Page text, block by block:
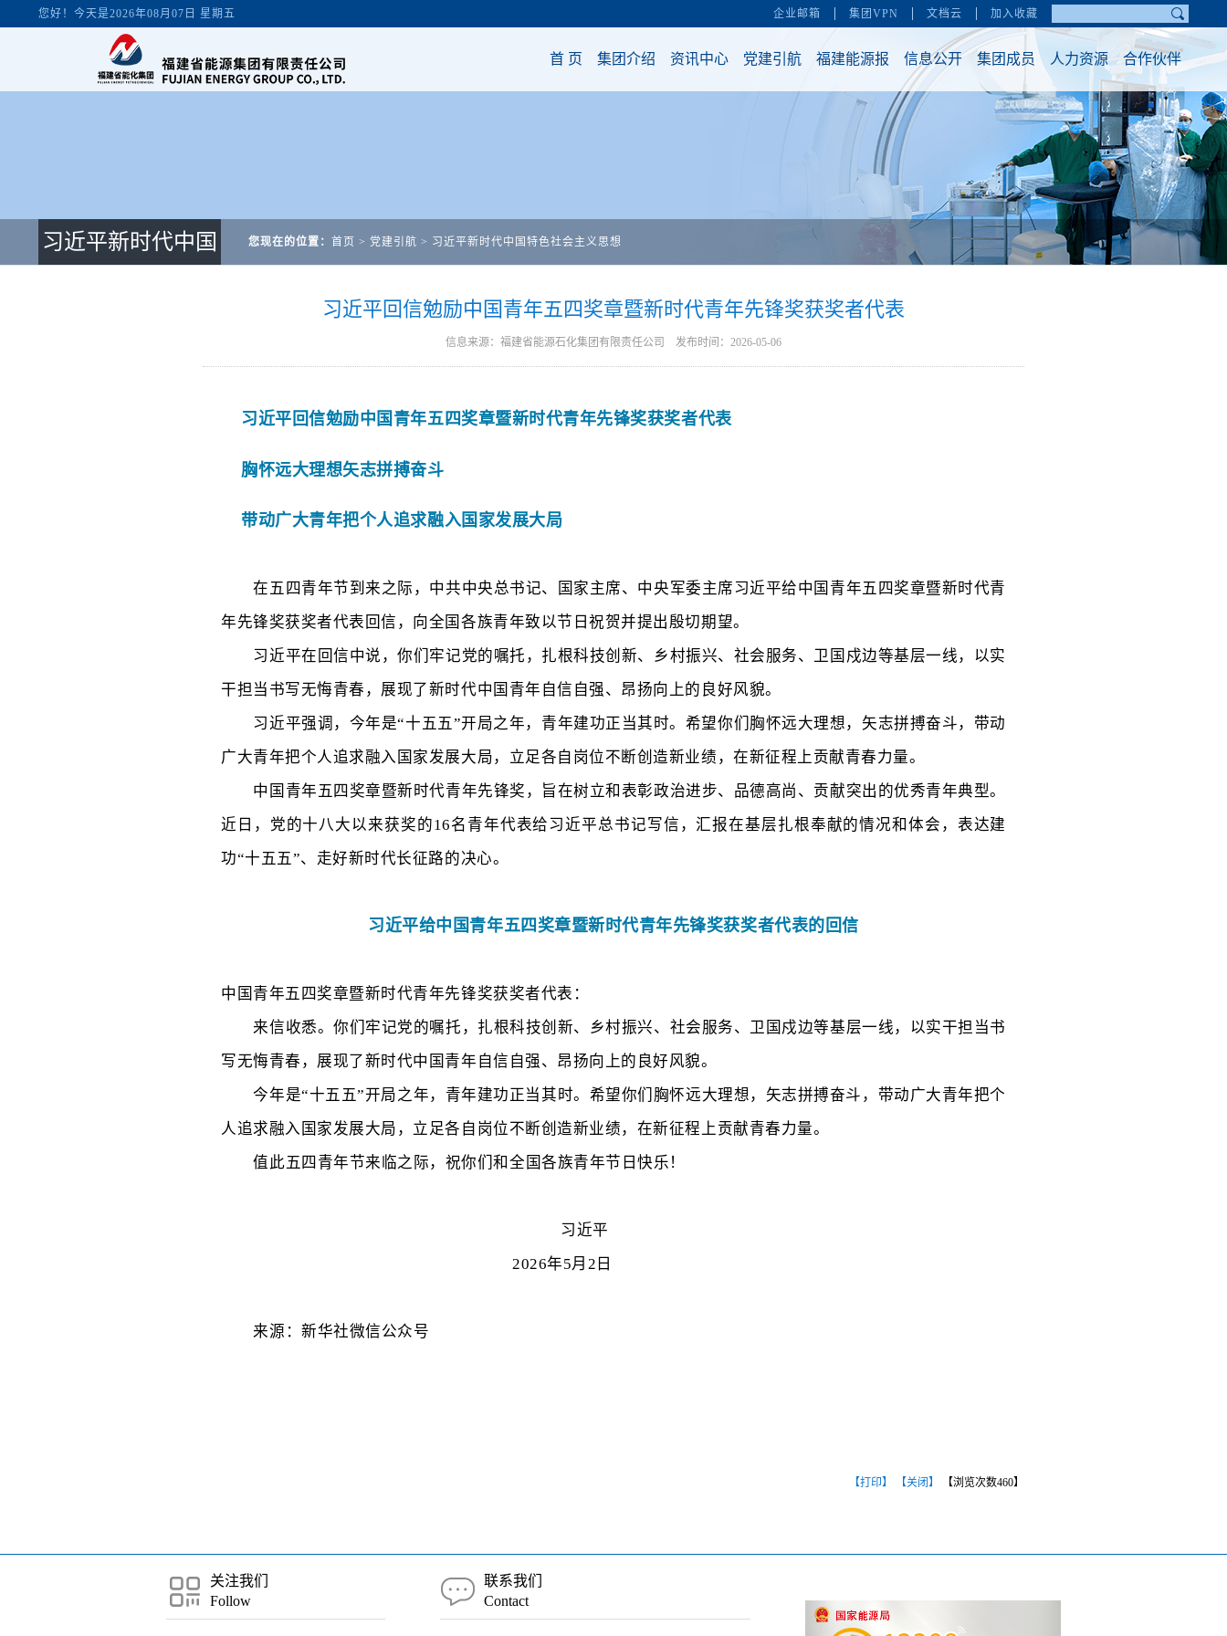
习近平新时代中国
您现在的位置： 首页 > 党建引航 > 习近平新时代中国特色社会主义思想
习近平回信勉励中国青年五四奖章暨新时代青年先锋奖获奖者代表
信息来源：福建省能源石化集团有限责任公司 发布时间：2026-05-06
习近平回信勉励中国青年五四奖章暨新时代青年先锋奖获奖者代表
胸怀远大理想矢志拼搏奋斗
带动广大青年把个人追求融入国家发展大局
在五四青年节到来之际，中共中央总书记、国家主席、中央军委主席习近平给中国青年五四奖章暨新时代青
年先锋奖获奖者代表回信，向全国各族青年致以节日祝贺并提出殷切期望。
习近平在回信中说，你们牢记党的嘱托，扎根科技创新、乡村振兴、社会服务、卫国戍边等基层一线，以实
干担当书写无悔青春，展现了新时代中国青年自信自强、昂扬向上的良好风貌。
习近平强调，今年是“十五五”开局之年，青年建功正当其时。希望你们胸怀远大理想，矢志拼搏奋斗，带动
广大青年把个人追求融入国家发展大局，立足各自岗位不断创造新业绩，在新征程上贡献青春力量。
中国青年五四奖章暨新时代青年先锋奖，旨在树立和表彰政治进步、品德高尚、贡献突出的优秀青年典型。
近日，党的十八大以来获奖的16名青年代表给习近平总书记写信，汇报在基层扎根奉献的情况和体会，表达建
功“十五五”、走好新时代长征路的决心。
习近平给中国青年五四奖章暨新时代青年先锋奖获奖者代表的回信
中国青年五四奖章暨新时代青年先锋奖获奖者代表：
来信收悉。你们牢记党的嘱托，扎根科技创新、乡村振兴、社会服务、卫国戍边等基层一线，以实干担当书
写无悔青春，展现了新时代中国青年自信自强、昂扬向上的良好风貌。
今年是“十五五”开局之年，青年建功正当其时。希望你们胸怀远大理想，矢志拼搏奋斗，带动广大青年把个
人追求融入国家发展大局，立足各自岗位不断创造新业绩，在新征程上贡献青春力量。
值此五四青年节来临之际，祝你们和全国各族青年节日快乐！
习近平
2026年5月2日
来源：新华社微信公众号
【打印】 【关闭】 【浏览次数460】
关注我们
Follow
联系我们
Contact